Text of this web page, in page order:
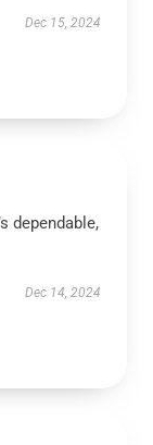
Dec 15, 2024
dependable,
Dec 14, 2024